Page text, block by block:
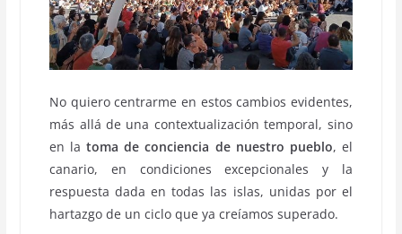
No quiero centrarme en estos cambios evidentes,
más allá de una contextualización temporal, sino
en latoma de conciencia de nuestro pueblo, el
canario, en condiciones excepcionales y la
respuesta dada en todas las islas, unidas por el
hartazgo de un ciclo que ya creíamos superado.